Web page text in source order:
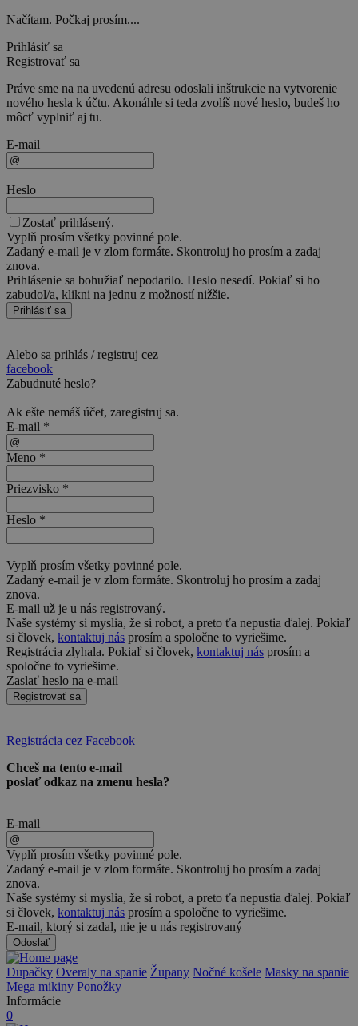
Načítam. Počkaj prosím....
Prihlásiť sa
Registrovať sa
Práve sme na na uvedenú adresu odoslali inštrukcie na vytvorenie
nového hesla k účtu. Akonáhle si teda zvolíš nové heslo, budeš ho
môcť vyplniť aj tu.
E-mail
Heslo
Zostať prihlásený.
Vyplň prosím všetky povinné pole.
Zadaný e-mail je v zlom formáte. Skontroluj ho prosím a zadaj
znova.
Prihlásenie sa bohužiaľ nepodarilo. Heslo nesedí. Pokiaľ si ho
zabudol/a, klikni na jednu z možností nižšie.
Prihlásiť sa
Alebo sa prihlás / registruj cez
facebook
Zabudnuté heslo?
Ak ešte nemáš účet, zaregistruj sa.
E-mail *
Meno *
Priezvisko *
Heslo *
Vyplň prosím všetky povinné pole.
Zadaný e-mail je v zlom formáte. Skontroluj ho prosím a zadaj
znova.
E-mail už je u nás registrovaný.
Naše systémy si myslia, že si robot, a preto ťa nepustia ďalej. Pokiaľ
si človek, kontaktuj nás prosím a spoločne to vyriešime.
Registrácia zlyhala. Pokiaľ si človek, kontaktuj nás prosím a
spoločne to vyriešime.
Zaslať heslo na e-mail
Registrovať sa
Registrácia cez Facebook
Chceš na tento e-mail
poslať odkaz na zmenu hesla?
E-mail
Vyplň prosím všetky povinné pole.
Zadaný e-mail je v zlom formáte. Skontroluj ho prosím a zadaj
znova.
Naše systémy si myslia, že si robot, a preto ťa nepustia ďalej. Pokiaľ
si človek, kontaktuj nás prosím a spoločne to vyriešime.
E-mail, ktorý si zadal, nie je u nás registrovaný
Odoslať
Dupačky Overaly na spanie Župany Nočné košele Masky na spanie
Mega mikiny Ponožky
Informácie
0
Výška postavy:
cm
Váha postavy: